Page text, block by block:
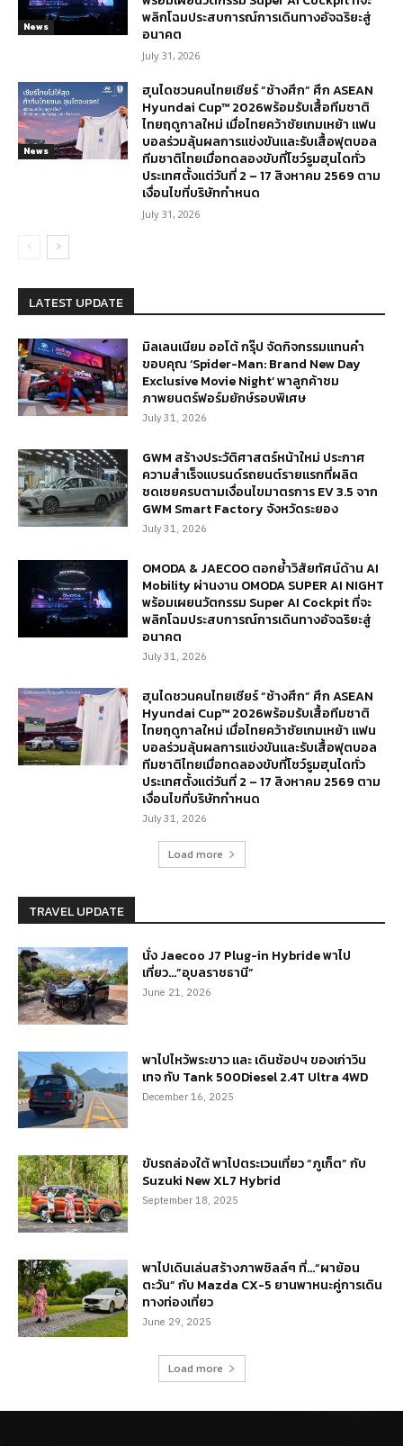
News
พลิกโฉมประสบการณ์การเดินทางอัจฉริยะสู่
อนาคต
July 31, 2026
News
ฮุนไดชวนคนไทยเชียร์ “ช้างศึก” ศึก ASEAN
Hyundai Cup™ 2026พร้อมรับเสื้อทีมชาติ
ไทยฤดูกาลใหม่ เมื่อไทยคว้าชัยเกมเหย้า แฟน
บอลร่วมลุ้นผลการแข่งขันและรับเสื้อฟุตบอล
ทีมชาติไทยเมื่อทดลองขับที่โชว์รูมฮุนไดทั่ว
ประเทศตั้งแต่วันที่ 2 – 17 สิงหาคม 2569 ตาม
เงื่อนไขที่บริษัทกำหนด
July 31, 2026
LATEST UPDATE
มิลเลนเนียม ออโต้ กรุ๊ป จัดกิจกรรมแทนคำ
ขอบคุณ ‘Spider-Man: Brand New Day
Exclusive Movie Night’ พาลูกค้าชม
ภาพยนตร์ฟอร์มยักษ์รอบพิเศษ
July 31, 2026
GWM สร้างประวัติศาสตร์หน้าใหม่ ประกาศ
ความสำเร็จแบรนด์รถยนต์รายแรกที่ผลิต
ชดเชยครบตามเงื่อนไขมาตรการ EV 3.5 จาก
GWM Smart Factory จังหวัดระยอง
July 31, 2026
OMODA & JAECOO ตอกย้ำวิสัยทัศน์ด้าน AI
Mobility ผ่านงาน OMODA SUPER AI NIGHT
พร้อมเผยนวัตกรรม Super AI Cockpit ที่จะ
พลิกโฉมประสบการณ์การเดินทางอัจฉริยะสู่
อนาคต
July 31, 2026
ฮุนไดชวนคนไทยเชียร์ “ช้างศึก” ศึก ASEAN
Hyundai Cup™ 2026พร้อมรับเสื้อทีมชาติ
ไทยฤดูกาลใหม่ เมื่อไทยคว้าชัยเกมเหย้า แฟน
บอลร่วมลุ้นผลการแข่งขันและรับเสื้อฟุตบอล
ทีมชาติไทยเมื่อทดลองขับที่โชว์รูมฮุนไดทั่ว
ประเทศตั้งแต่วันที่ 2 – 17 สิงหาคม 2569 ตาม
เงื่อนไขที่บริษัทกำหนด
July 31, 2026
Load more
TRAVEL UPDATE
นั่ง Jaecoo J7 Plug-in Hybride พาไป
เที่ยว…”อุบลราชธานี”
June 21, 2026
พาไปไหว้พระขาว และ เดินช้อปฯ ของเก่าวิน
เทจ กับ Tank 500Diesel 2.4T Ultra 4WD
December 16, 2025
ขับรถล่องใต้ พาไปตระเวนเที่ยว “ภูเก็ต” กับ
Suzuki New XL7 Hybrid
September 18, 2025
พาไปเดินเล่นสร้างภาพชิลล์ๆ ที่…“ผาย้อน
ตะวัน” กับ Mazda CX-5 ยานพาหนะคู่การเดิน
ทางท่องเที่ยว
June 29, 2025
Load more